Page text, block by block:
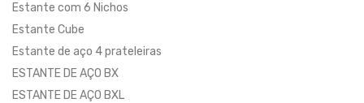
Estante com 6 Nichos
Estante Cube
Estante de aço 4 prateleiras
ESTANTE DE AÇO BX
ESTANTE DE AÇO BXL